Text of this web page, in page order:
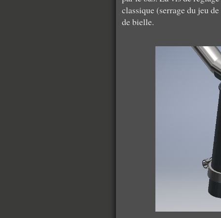
classique (serrage du jeu
de bielle.